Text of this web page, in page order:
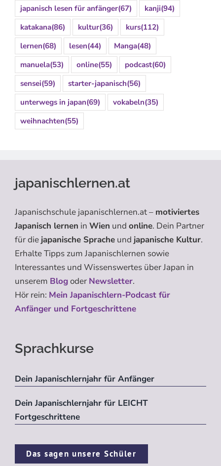
japanisch lesen für anfänger(67) kanji(94)
katakana(86) kultur(36) kurs(112)
lernen(68) lesen(44) Manga(48)
manuela(53) online(55) podcast(60)
sensei(59) starter-japanisch(56)
unterwegs in japan(69) vokabeln(35)
weihnachten(55)
japanischlernen.at
Japanischschule japanischlernen.at – motiviertes
Japanisch lernen in Wien und online. Dein Partner
für die japanische Sprache und japanische Kultur.
Erhalte Tipps zum Japanischlernen sowie
Interessantes und Wissenswertes über Japan in
unserem Blogoder Newsletter.
Hör rein: Mein Japanischlern-Podcast für
Anfänger und Fortgeschrittene
Sprachkurse
Dein Japanischlernjahr für Anfänger
Dein Japanischlernjahr für LEICHT
Fortgeschrittene
Das sagen unsere Schüler